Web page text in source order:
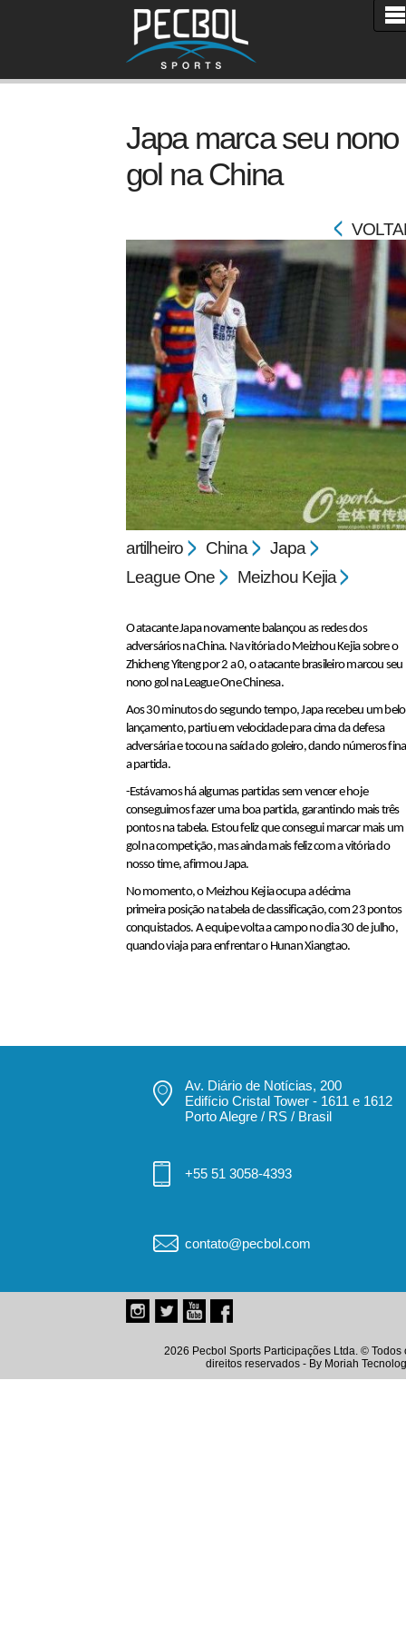
pecbol.com
Japa marca seu nono
gol na China
artilheiro China
Japa
League One
Meizhou Kejia
O atacante Japa novamente balançou as redes dos
adversários na China. Na vitória do Meizhou Kejia sobre o
Zhicheng Yiteng por 2 a 0, o atacante brasileiro marcou seu
nono gol na League One Chinesa.
Aos 30 minutos do segundo tempo, Japa recebeu um belo
lançamento, partiu em velocidade para cima da defesa
adversária e tocou na saída do goleiro, dando números
a partida.
-Estávamos há algumas partidas sem vencer e hoje
conseguimos fazer uma boa partida, garantindo mais três
pontos na tabela. Estou feliz que consegui marcar mais um
gol na competição, mas ainda mais feliz com a vitória do
nosso time, afirmou Japa.
No momento, o Meizhou Kejia ocupa a décima
primeira posição na tabela de classificação, com 23 pontos
conquistados. A equipe volta a campo no dia 30 de julho,
quando viaja para enfrentar o Hunan Xiangtao.
Av. Diário de Notícias, 200
Edifício Cristal Tower - 1611 e 1612
Porto Alegre / RS / Brasil
+55 51 3058-4393
contato@pecbol.com
2026 Pecbol Sports Participações Ltda. © Todos
direitos reservados - By Moriah